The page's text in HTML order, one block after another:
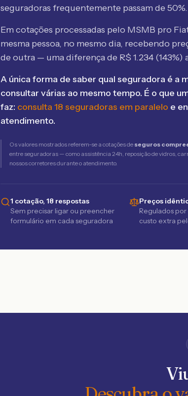
seguradoras frequentemente passam de 50%.
Em cotações processadas pelo MSMB pro
mesma pessoa, no mesmo dia, recebendo
de outra — uma diferença de R$ 1.234 (143%)
A única forma de saber qual seguradora é a
consultar várias ao mesmo tempo. É o que
faz: consulta 18 seguradoras em paralelo e
atendimento.
Os valores mostrados referem-se a cotações de seguros
entre seguradoras — como assistência 24h, reposição de vidros,
nossos corretores durante o atendimento.
1 cotação, 18 respostas
Sem precisar ligar ou preencher
formulário em cada seguradora
Preços
Regulados
custo extra